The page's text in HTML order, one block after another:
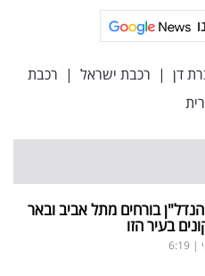
דן | רכבת ישראל | רכבת
בורחים מתל אביב ובאר
בעיר הזו
|
6:19